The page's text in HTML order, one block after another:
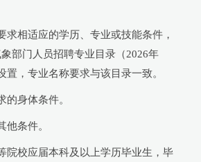
求相适应的学历、专业或技能条件，
部门人员招聘专业目录（2026年
置，专业名称要求与该目录一致。
的身体条件。
他条件。
院校应届本科及以上学历毕业生，毕